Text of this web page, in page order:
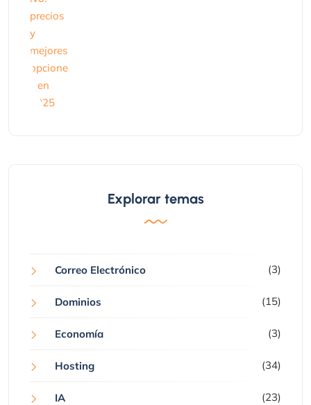
Explorar temas
Correo Electrónico (3)
Dominios (15)
Economía (3)
Hosting (34)
IA (23)